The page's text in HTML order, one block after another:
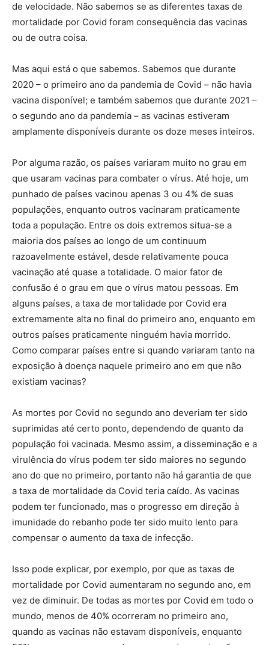
de velocidade. Não sabemos se as diferentes taxas de
mortalidade por Covid foram consequência das vacinas
ou de outra coisa.
Mas aqui está o que sabemos. Sabemos que durante
2020 – o primeiro ano da pandemia de Covid – não havia
vacina disponível; e também sabemos que durante 2021 –
o segundo ano da pandemia – as vacinas estiveram
amplamente disponíveis durante os doze meses inteiros.
Por alguma razão, os países variaram muito no grau em
que usaram vacinas para combater o vírus. Até hoje, um
punhado de países vacinou apenas 3 ou 4% de suas
populações, enquanto outros vacinaram praticamente
toda a população. Entre os dois extremos situa-se a
maioria dos países ao longo de um continuum
razoavelmente estável, desde relativamente pouca
vacinação até quase a totalidade. O maior fator de
confusão é o grau em que o vírus matou pessoas. Em
alguns países, a taxa de mortalidade por Covid era
extremamente alta no final do primeiro ano, enquanto em
outros países praticamente ninguém havia morrido.
Como comparar países entre si quando variaram tanto na
exposição à doença naquele primeiro ano em que não
existiam vacinas?
As mortes por Covid no segundo ano deveriam ter sido
suprimidas até certo ponto, dependendo de quanto da
população foi vacinada. Mesmo assim, a disseminação e a
virulência do vírus podem ter sido maiores no segundo
ano do que no primeiro, portanto não há garantia de que
a taxa de mortalidade da Covid teria caído. As vacinas
podem ter funcionado, mas o progresso em direção à
imunidade do rebanho pode ter sido muito lento para
compensar o aumento da taxa de infecção.
Isso pode explicar, por exemplo, por que as taxas de
mortalidade por Covid aumentaram no segundo ano, em
vez de diminuir. De todas as mortes por Covid em todo o
mundo, menos de 40% ocorreram no primeiro ano,
quando as vacinas não estavam disponíveis, enquanto